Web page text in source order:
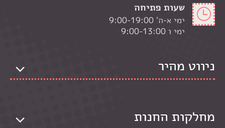
שעות פתיחה
ימי א-ה' 9:00-19:00
ימי ו 9:00-13:00
ניווט מהיר
מחלקות החנות